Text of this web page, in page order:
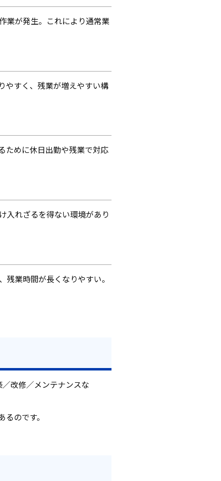
業が発生。これにより通常業
やすく、残業が増えやすい構
ために休日出勤や残業で対応
入れざるを得ない環境があり
業時間が長くなりやすい。
改修／メンテナンスな
のです。